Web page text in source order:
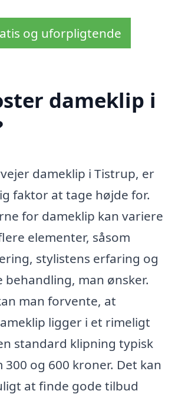
og uforpligtende
dameklip i
dameklip i Tistrup, er
faktor at tage højde for.
for dameklip kan variere
elementer, såsom
stylistens erfaring og
behandling, man ønsker.
man forvente, at
ligger i et rimeligt
standard klipning typisk
og 600 kroner. Det kan
at finde gode tilbud